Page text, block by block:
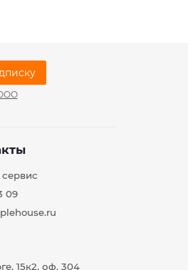
09
15к2, оф. 304